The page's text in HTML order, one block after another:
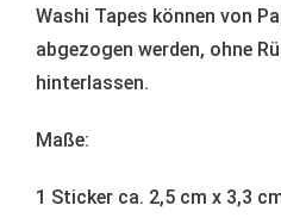
Washi Tapes können von
abgezogen werden, ohne
hinterlassen.
Maße:
1 Sticker ca. 2,5 cm x 3,3